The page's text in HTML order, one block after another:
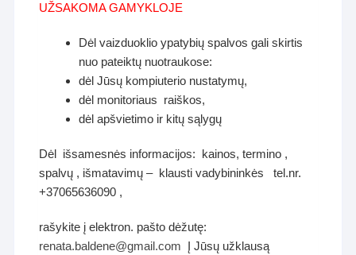
UŽSAKOMA GAMYKLOJE
Dėl vaizduoklio ypatybių spalvos gali skirtis
nuo pateiktų nuotraukose:
dėl Jūsų kompiuterio nustatymų,
dėl monitoriaus raiškos,
dėl apšvietimo ir kitų sąlygų
Dėl išsamesnės informacijos: kainos, termino ,
spalvų , išmatavimų – klausti vadybininkės tel.nr.
+37065636090 ,
rašykite į elektron. pašto dėžutę:
renata.baldene@gmail.com Į Jūsų užklausą